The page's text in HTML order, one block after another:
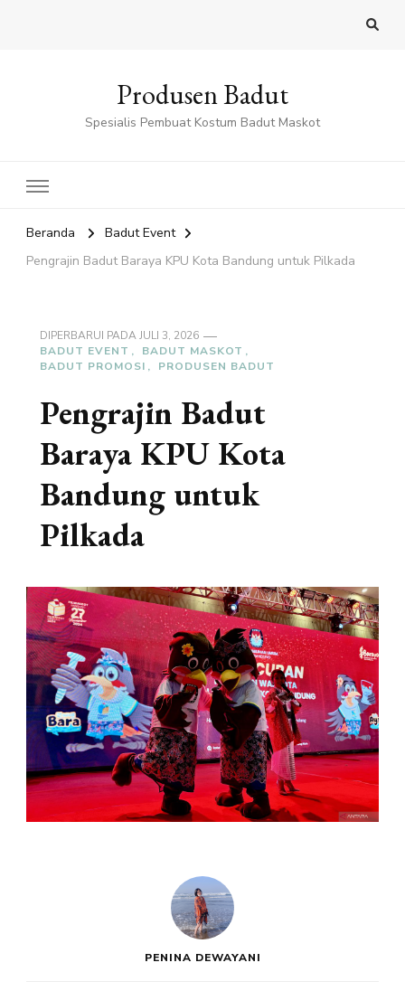
Produsen Badut
Spesialis Pembuat Kostum Badut Maskot
Beranda
Badut Event
Pengrajin Badut Baraya KPU Kota Bandung untuk Pilkada
DIPERBARUI PADAJULI 3, 2026
BADUT EVENT
BADUT MASKOT
BADUT PROMOSI
PRODUSEN BADUT
Pengrajin Badut
Baraya KPU Kota
Bandung untuk
Pilkada
PENINA DEWAYANI